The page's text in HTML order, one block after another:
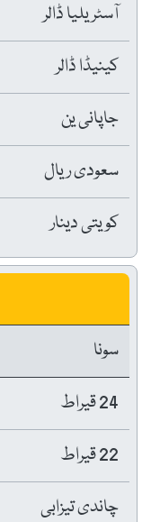
آسٹریلیا ڈالر
کینیڈا ڈالر
جاپانی ین
سعودی ریال
کویتی دینار
سونا
24 قیراط
22 قیراط
چاندی تیزابی